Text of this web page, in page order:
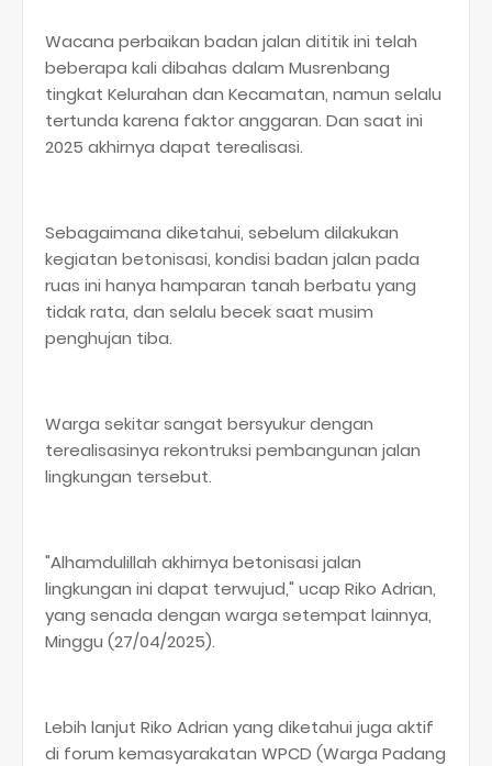
Wacana perbaikan badan jalan dititik ini telah
beberapa kali dibahas dalam Musrenbang
tingkat Kelurahan dan Kecamatan, namun selalu
tertunda karena faktor anggaran. Dan saat ini
2025 akhirnya dapat terealisasi.
Sebagaimana diketahui, sebelum dilakukan
kegiatan betonisasi, kondisi badan jalan pada
ruas ini hanya hamparan tanah berbatu yang
tidak rata, dan selalu becek saat musim
penghujan tiba.
Warga sekitar sangat bersyukur dengan
terealisasinya rekontruksi pembangunan jalan
lingkungan tersebut.
"Alhamdulillah akhirnya betonisasi jalan
lingkungan ini dapat terwujud," ucap Riko Adrian,
yang senada dengan warga setempat lainnya,
Minggu (27/04/2025).
Lebih lanjut Riko Adrian yang diketahui juga aktif
di forum kemasyarakatan WPCD (Warga Padang